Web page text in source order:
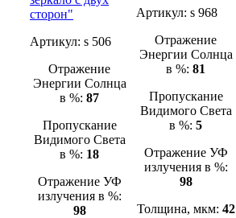
сторон"
Артикул: s 506
Отражение
Энергии Солнца
в %:87
Пропускание
Видимого Света
в %: 18
Отражение УФ
излучения в %:
98
Артикул:s 968
Отражение
Энергии Солнца
в %:81
Пропускание
Видимого Света
в %:5
Отражение УФ
излучения в %:
98
Толщина, мкм: 42